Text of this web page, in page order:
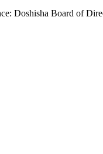
Doshisha Board of